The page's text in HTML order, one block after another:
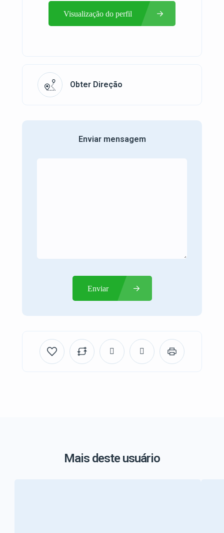
Visualização do perfil
Obter Direção
Enviar mensagem
Enviar
Mais deste usuário